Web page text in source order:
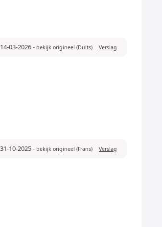
03-2026- bekijk origineel (Duits) Verslag
10-2025- bekijk origineel (Frans) Verslag